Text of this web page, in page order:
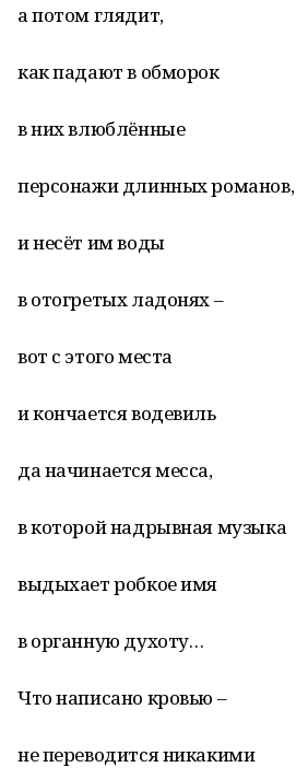
а потом глядит,
как падают в обморок
в них влюблённые
персонажи длинных романов,
и несёт им воды
в отогретых ладонях –
вот с этого места
и кончается водевиль
да начинается месса,
в которой надрывная музыка
выдыхает робкое имя
в органную духоту…
Что написано кровью –
не переводится никакими